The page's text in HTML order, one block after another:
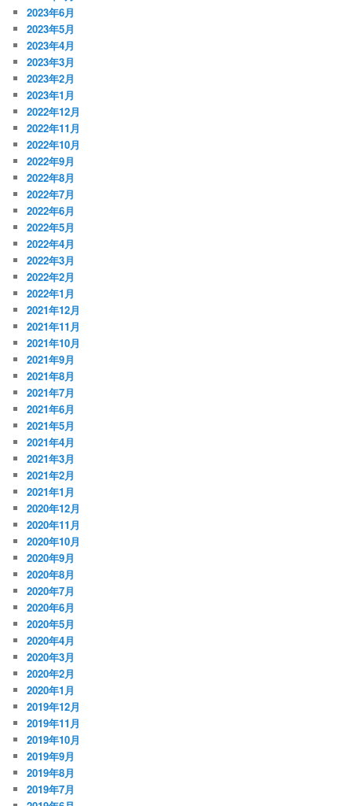
2023年6月
2023年5月
2023年4月
2023年3月
2023年2月
2023年1月
2022年12月
2022年11月
2022年10月
2022年9月
2022年8月
2022年7月
2022年6月
2022年5月
2022年4月
2022年3月
2022年2月
2022年1月
2021年12月
2021年11月
2021年10月
2021年9月
2021年8月
2021年7月
2021年6月
2021年5月
2021年4月
2021年3月
2021年2月
2021年1月
2020年12月
2020年11月
2020年10月
2020年9月
2020年8月
2020年7月
2020年6月
2020年5月
2020年4月
2020年3月
2020年2月
2020年1月
2019年12月
2019年11月
2019年10月
2019年9月
2019年8月
2019年7月